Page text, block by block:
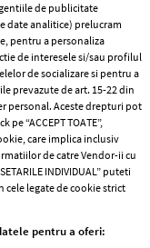
face
Charlene de
de publicitate
date analitice) prelucram
pentru a personaliza
de interesele si/sau profilul
de socializare si pentru a
prevazute de art. 15-22 din
personal. Aceste drepturi pot
pe “ACCEPT TOATE”,
care implica inclusiv
de catre Vendor-ii cu
INDIVIDUAL” puteti
legate de cookie strict
pentru a oferi: